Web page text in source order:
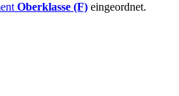
Oberklasse (F) eingeordnet.